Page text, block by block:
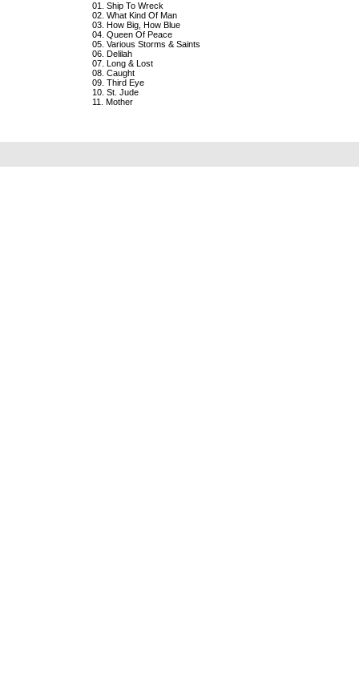
01. Ship To Wreck
02. What Kind Of Man
03. How Big, How Blue
04. Queen Of Peace
05. Various Storms & Saints
06. Delilah
07. Long & Lost
08. Caught
09. Third Eye
10. St. Jude
11. Mother